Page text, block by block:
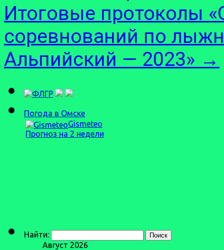
Итоговые протоколы
соревнований по
Альпийский — 2023» →
Погода в Омске
Gismeteo
Прогноз на 2 недели
Найти:
Август 2026